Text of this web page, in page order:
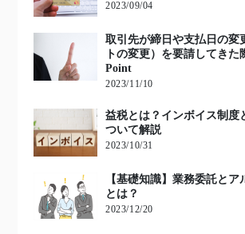
2023/09/04
取引先が締日や支払日の変
トの変更）を要請してきた
Point
2023/11/10
益税とは？インボイス制度
ついて解説
2023/10/31
【基礎知識】業務委託と
とは？
2023/12/20